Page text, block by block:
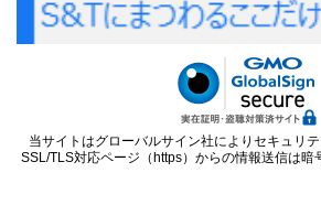
当サイトはグローバルサイン社によりセキュリテ
SSL/TLS対応ページ（https）からの情報送信は暗